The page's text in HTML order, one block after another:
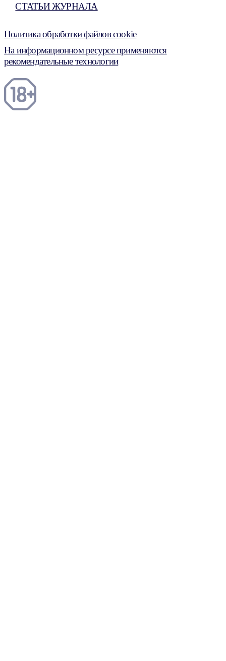
СТАТЬИ ЖУРНАЛА
Политика обработки файлов cookie
На информационном ресурсе применяются
рекомендательные технологии